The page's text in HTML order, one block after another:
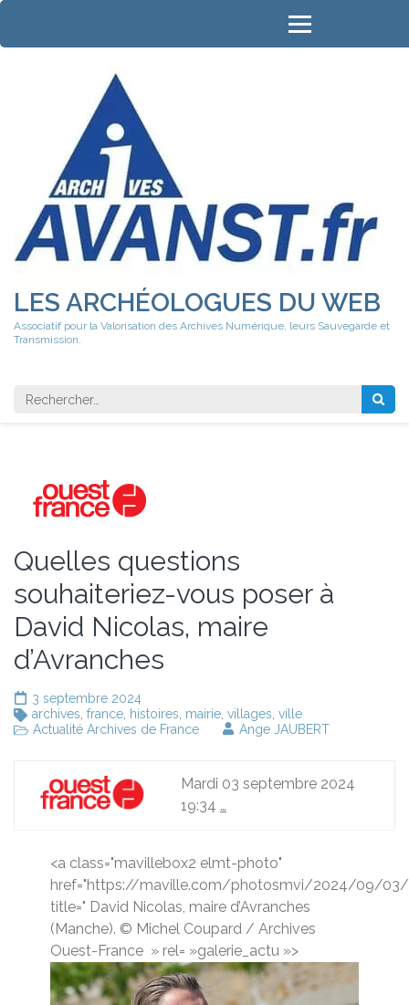
Aller
contenu
LES ARCHÉOLOGUES DU WEB
Associatif pour la Valorisation des Archives Numérique, leurs Sauvegarde et
Transmission.
Rechercher
Quelles questions
souhaiteriez-vous poser à
David Nicolas, maire
d’Avranches
3 septembre 2024
archives france histoires mairie villages ville
Actualité Archives de France
Ange JAUBERT
Mardi 03 septembre 2024
19:34 …
<a class="mavillebox2 elmt-photo"
href="https://maville.com/photosmvi/2024/09/03/
title=" David Nicolas, maire d’Avranches
(Manche). © Michel Coupard / Archives
Ouest-France » rel= »galerie_actu »>